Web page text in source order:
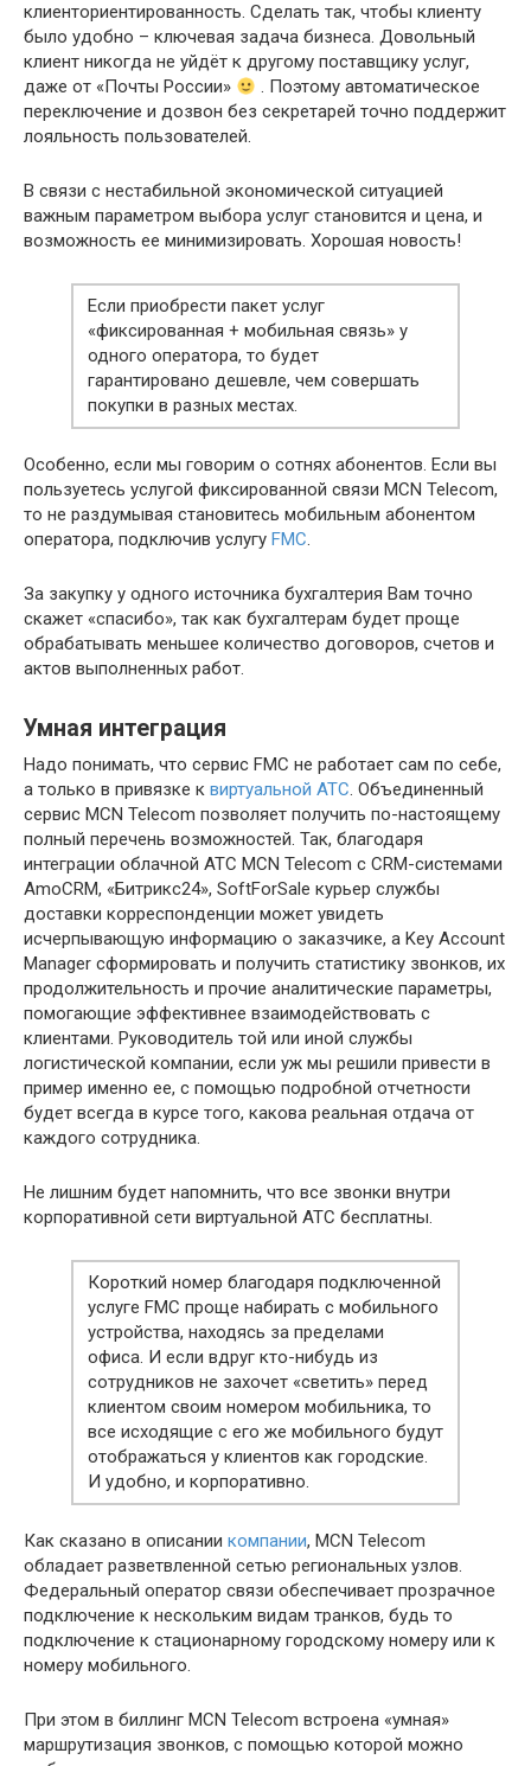
клиенториентированность. Сделать так, чтобы клиенту
было удобно – ключевая задача бизнеса. Довольный
клиент никогда не уйдёт к другому поставщику услуг,
даже от «Почты России»
. Поэтому автоматическое
переключение и дозвон без секретарей точно поддержит
лояльность пользователей.
В связи с нестабильной экономической ситуацией
важным параметром выбора услуг становится и цена, и
возможность ее минимизировать. Хорошая новость!
Если приобрести пакет услуг
«фиксированная + мобильная связь» у
одного оператора, то будет
гарантировано дешевле, чем совершать
покупки в разных местах.
Особенно, если мы говорим о сотнях абонентов. Если вы
пользуетесь услугой фиксированной связи MCN Telecom,
то не раздумывая становитесь мобильным абонентом
оператора, подключив услугу FMC.
За закупку у одного источника бухгалтерия Вам точно
скажет «спасибо», так как бухгалтерам будет проще
обрабатывать меньшее количество договоров, счетов и
актов выполненных работ.
Умная интеграция
Надо понимать, что сервис FMC не работает сам по себе,
а только в привязке к виртуальной АТС. Объединенный
сервис MCN Telecom позволяет получить по-настоящему
полный перечень возможностей. Так, благодаря
интеграции облачной АТС MCN Telecom с CRM-системами
AmoCRM, «Битрикс24», SoftForSale курьер службы
доставки корреспонденции может увидеть
исчерпывающую информацию о заказчике, а Key Account
Manager сформировать и получить статистику звонков, их
продолжительность и прочие аналитические параметры,
помогающие эффективнее взаимодействовать с
клиентами. Руководитель той или иной службы
логистической компании, если уж мы решили привести в
пример именно ее, с помощью подробной отчетности
будет всегда в курсе того, какова реальная отдача от
каждого сотрудника.
Не лишним будет напомнить, что все звонки внутри
корпоративной сети виртуальной АТС бесплатны.
Короткий номер благодаря подключенной
услуге FMC проще набирать с мобильного
устройства, находясь за пределами
офиса. И если вдруг кто-нибудь из
сотрудников не захочет «светить» перед
клиентом своим номером мобильника, то
все исходящие с его же мобильного будут
отображаться у клиентов как городские.
И удобно, и корпоративно.
Как сказано в описании компании, MCN Telecom
обладает разветвленной сетью региональных узлов.
Федеральный оператор связи обеспечивает прозрачное
подключение к нескольким видам транков, будь то
подключение к стационарному городскому номеру или к
номеру мобильного.
При этом в биллинг MCN Telecom встроена «умная»
маршрутизация звонков, с помощью которой можно